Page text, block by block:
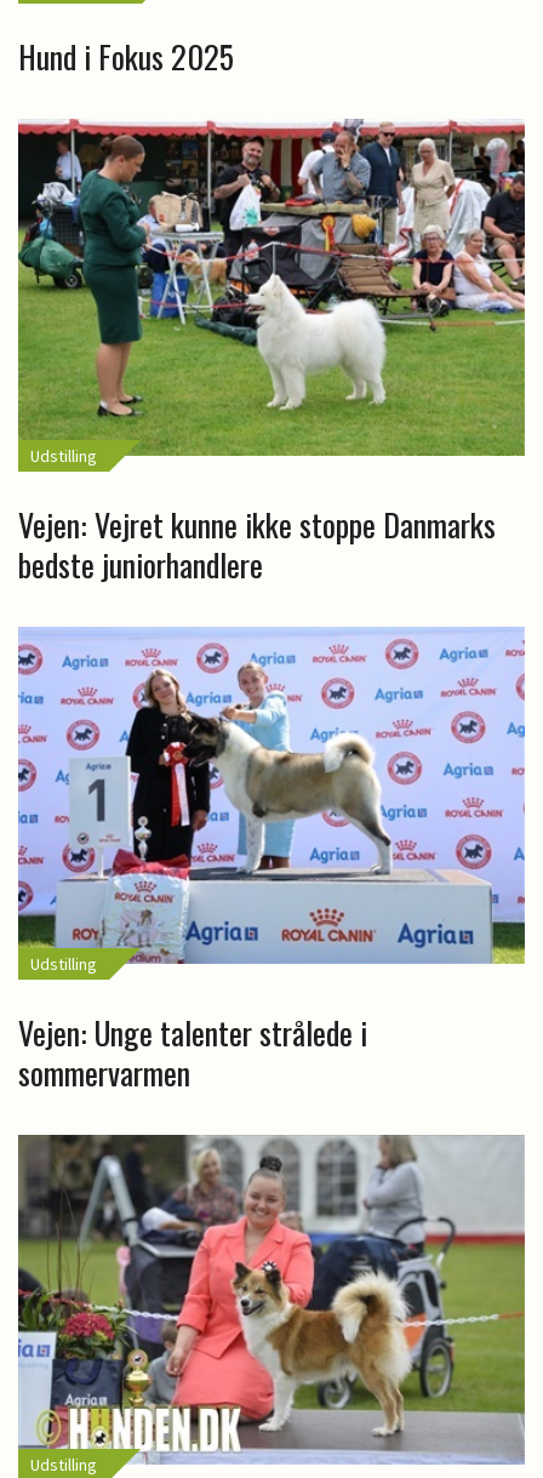
Hund i Fokus 2025
Udstilling
Vejen: Vejret kunne ikke stoppe Danmarks
bedste juniorhandlere
Udstilling
Vejen: Unge talenter strålede i
sommervarmen
Udstilling